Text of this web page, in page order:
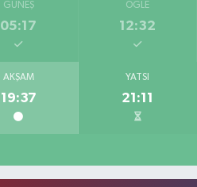
GÜNEŞ
05:17
ÖĞLE
12:32
AKŞAM
19:37
YATSI
21:11